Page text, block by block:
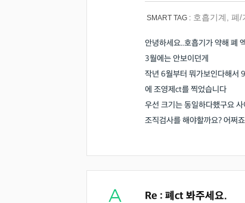
SMART TAG : 호흡기계 폐/
안녕하세요..호흡기가 약해 폐
3월에는 안보이던게
작년 6월부터 뭐가보인다해서
에 조영제ct를 찍었습니다
우선 크기는 동일하다했구요
조직검사를 해야할까요? 어쩌
Re : 폐ct 봐주세요.